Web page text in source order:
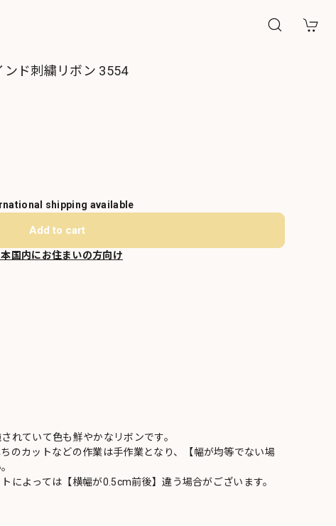
ド刺繍リボン 3554
shipping available
Add to cart
本国内にお住まいの方向け
れていて色も鮮やかなリボンです。
のカットなどの作業は手作業となり、【幅が均等でない場
によっては【横幅が0.5cm前後】違う場合がございます。